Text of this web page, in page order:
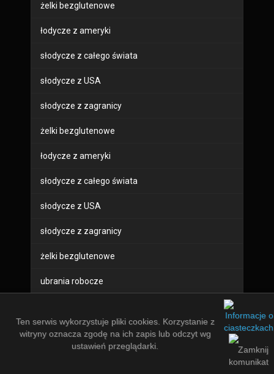
żelki bezglutenowe
łodycze z ameryki
słodycze z całego świata
słodycze z USA
słodycze z zagranicy
żelki bezglutenowe
łodycze z ameryki
słodycze z całego świata
słodycze z USA
słodycze z zagranicy
żelki bezglutenowe
ubrania robocze
sprzęt bhp
Ten serwis wykorzystuje pliki cookies. Korzystanie z
witryny oznacza zgodę na ich zapis lub odczyt wg
ustawień przeglądarki.